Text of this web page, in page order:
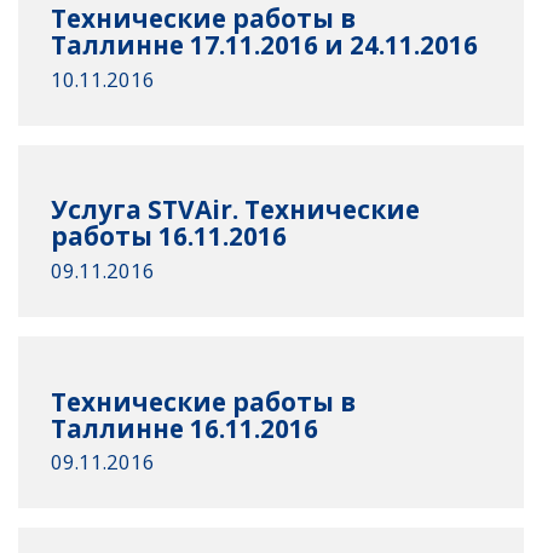
Технические работы в
Таллинне 17.11.2016 и 24.11.2016
10.11.2016
Услуга STVAir. Технические
работы 16.11.2016
09.11.2016
Технические работы в
Таллинне 16.11.2016
09.11.2016